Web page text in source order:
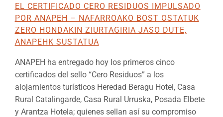
EL CERTIFICADO CERO RESIDUOS IMPULSADO
POR ANAPEH – NAFARROAKO BOST OSTATUK
ZERO HONDAKIN ZIURTAGIRIA JASO DUTE,
ANAPEHK SUSTATUA
ANAPEH ha entregado hoy los primeros cinco
certificados del sello “Cero Residuos” a los
alojamientos turísticos Heredad Beragu Hotel, Casa
Rural Catalingarde, Casa Rural Urruska, Posada Elbete
y Arantza Hotela; quienes sellan así su compromiso